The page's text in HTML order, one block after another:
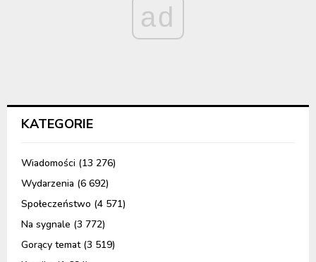
ad
KATEGORIE
Wiadomości (13 276)
Wydarzenia (6 692)
Społeczeństwo (4 571)
Na sygnale (3 772)
Gorący temat(3 519)